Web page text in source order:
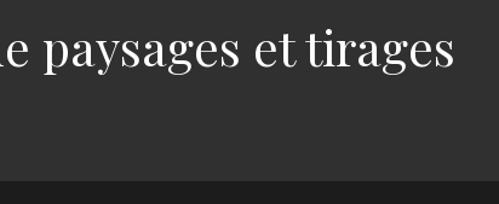
paysages et tirages